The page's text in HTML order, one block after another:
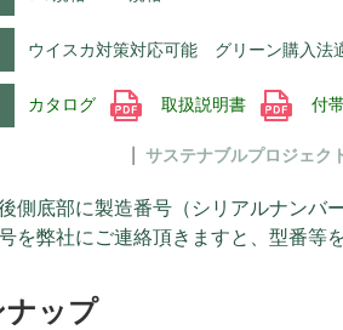
ウイスカ対策対応可能 グリーン購入法
カタログ 取扱説明書 付
サステナブルプロジェク
側底部に製造番号（シリアルナンバ
を弊社にご連絡頂きますと、型番等
ナップ